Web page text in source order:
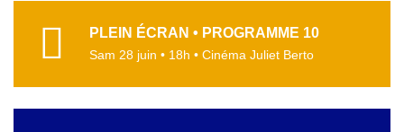
PLEIN ÉCRAN • PROGRAMME 10
Sam 28 juin • 18h • Cinéma Juliet Berto